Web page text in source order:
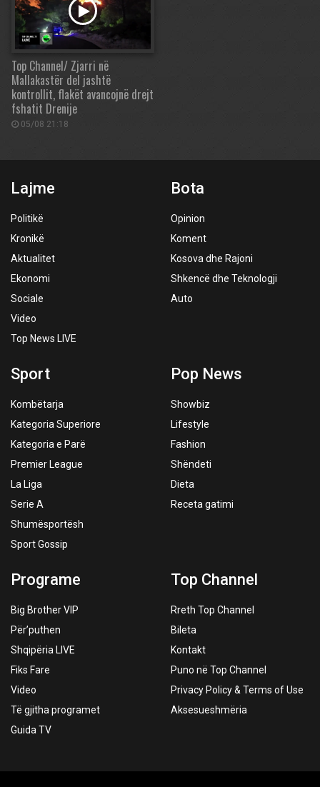
Top Channel/ Zjarri në
Mallakastër del jashtë
kontrollit, flakët avancojnë drejt
fshatit Drenije
05/08 21:18
Lajme
Politikë
Kronikë
Aktualitet
Ekonomi
Sociale
Video
Top News LIVE
Bota
Opinion
Koment
Kosova dhe Rajoni
Shkencë dhe Teknologji
Auto
Sport
Kombëtarja
Kategoria Superiore
Kategoria e Parë
Premier League
La Liga
Serie A
Shumësportësh
Sport Gossip
Pop News
Showbiz
Lifestyle
Fashion
Shëndeti
Dieta
Receta gatimi
Programe
Big Brother VIP
Për’puthen
Shqipëria LIVE
Fiks Fare
Video
Të gjitha programet
Guida TV
Top Channel
Rreth Top Channel
Bileta
Kontakt
Puno në Top Channel
Privacy Policy & Terms of Use
Aksesueshmëria